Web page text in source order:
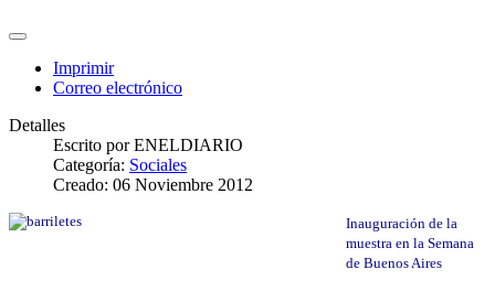
Imprimir
Correo electrónico
Detalles
Escrito porENELDIARIO
Categoría: Sociales
Creado: 06 Noviembre 2012
Inauguración de la
muestra en la Semana
de Buenos Aires